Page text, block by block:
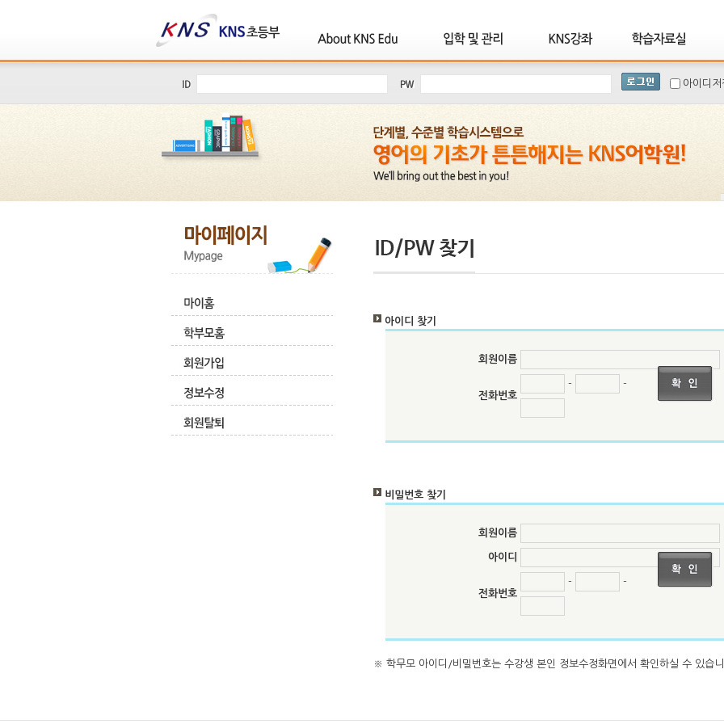
아이디저
아이디 찾기
회원이름
전화번호
- -
비밀번호 찾기
회원이름
아이디
전화번호
- -
※ 학무모 아이디/비밀번호는 수강생 본인 정보수정화면에서 확인하실 수 있습